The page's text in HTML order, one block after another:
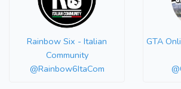
Rainbow Six - Italian
Community
@Rainbow6ItaCom
GTA